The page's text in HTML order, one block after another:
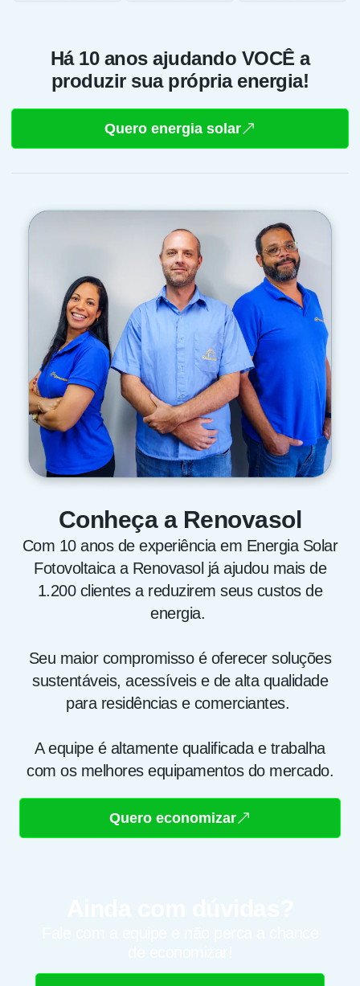
Há 10 anos ajudando VOCÊ a
produzir sua própria energia!
Quero energia solar
Conheça a Renovasol
Com 10 anos de experiência em Energia Solar
Fotovoltaica a Renovasol já ajudou mais de
1.200 clientes a reduzirem seus custos de
energia.
Seu maior compromisso é oferecer soluções
sustentáveis, acessíveis e de alta qualidade
para residências e comerciantes.
A equipe é altamente qualificada e trabalha
com os melhores equipamentos do mercado.
Quero economizar